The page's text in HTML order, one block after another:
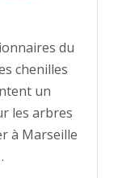
du
chenilles
un
les arbres
à Marseille